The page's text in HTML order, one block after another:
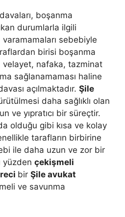
boşanma
durumlarla ilgili
sebebiyle
birisi boşanma
nafaka, tazminat
sağlanamaması haline
açılmaktadır. Şile
daha sağlıklı olan
ve yıpratıcı bir süreçtir.
olduğu gibi kısa ve kolay
tarafların birbirine
ile daha uzun ve zor bir
yüzden çekişmeli
bir Şile avukat
ve savunma